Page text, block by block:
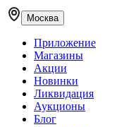
Москва
Приложение
Магазины
Акции
Новинки
Ликвидация
Аукционы
Блог